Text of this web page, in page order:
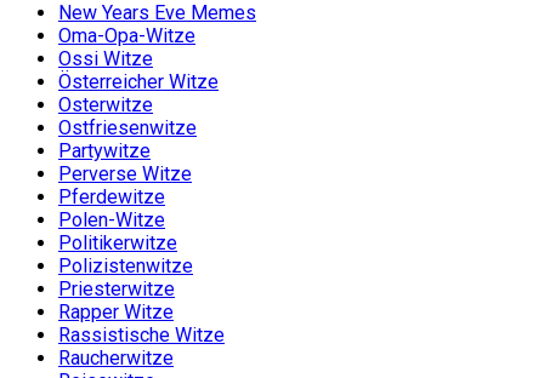
New Years Eve Memes
Oma-Opa-Witze
Ossi Witze
Österreicher Witze
Osterwitze
Ostfriesenwitze
Partywitze
Perverse Witze
Pferdewitze
Polen-Witze
Politikerwitze
Polizistenwitze
Priesterwitze
Rapper Witze
Rassistische Witze
Raucherwitze